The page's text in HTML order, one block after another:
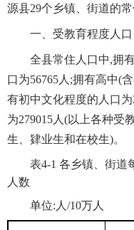
源县29个乡镇、街道的
一、受教育程度人口
全县常住人口中,拥
口为56765人;拥有高中(
有初中文化程度的人口
为279015人(以上各种受
生、肄业生和在校生)。
表4-1 各乡镇、街道
人数
单位:人/10万人